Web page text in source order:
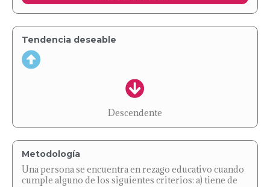
Tendencia deseable
Descendente
Metodología
Una persona se encuentra en rezago educativo cuando
cumple alguno de los siguientes criterios: a) tiene de